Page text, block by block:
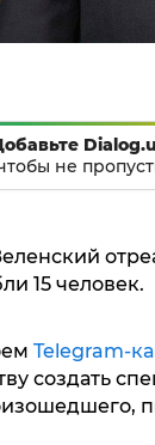
не
15 человек.
Telegram-
создать